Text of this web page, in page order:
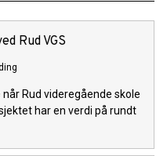
Rud VGS
Rud videregående skole
har en verdi på rundt